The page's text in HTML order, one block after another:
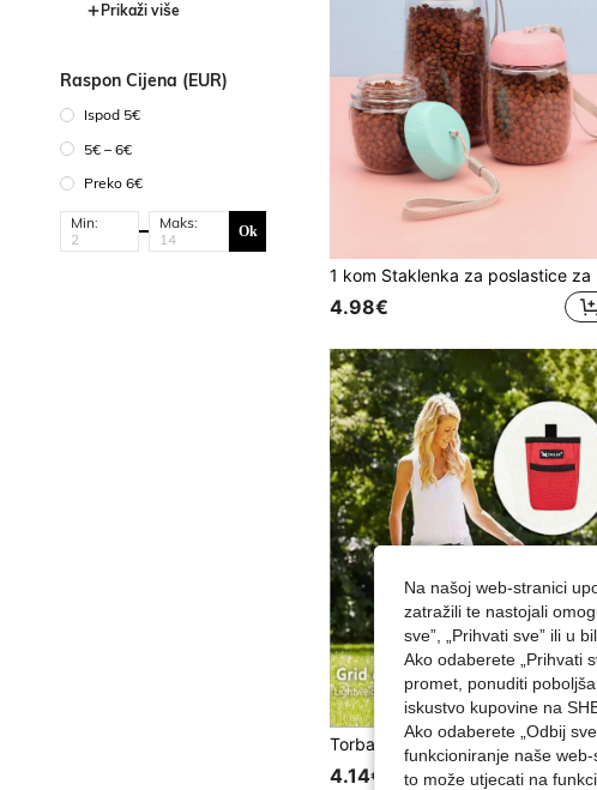
Prikaži više
Raspon Cijena (EUR)
Ispod 5€
5€ – 6€
Preko 6€
Min: Maks: Ok
4.98€
Torba za nagrade za dresuru pasa,
4.14€
Na našoj web-stranici
zatražili te nastojali
sve”, „Prihvati sve” ili u
Ako odaberete „Prihvati
promet, ponuditi
iskustvo kupovine na
Ako odaberete „Odbij
funkcioniranje naše
to može utjecati na